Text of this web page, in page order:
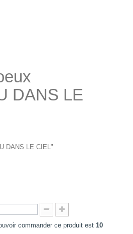
DANS LE
DANS LE CIEL"
commander ce produit est 10